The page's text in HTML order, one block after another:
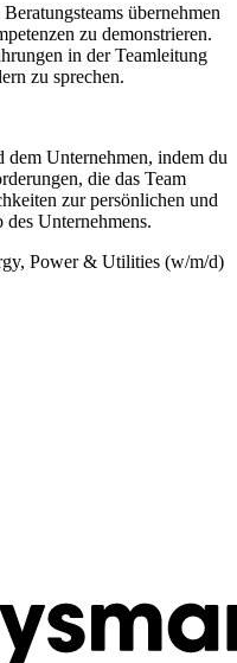
übernehmen
zu demonstrieren.
in der Teamleitung
zu sprechen.
dem Unternehmen, indem du
die das Team
zur persönlichen und
Unternehmens.
Power & Utilities (w/m/d)